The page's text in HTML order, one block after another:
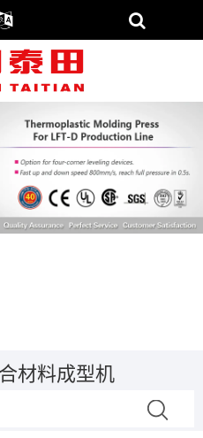
材料成型机